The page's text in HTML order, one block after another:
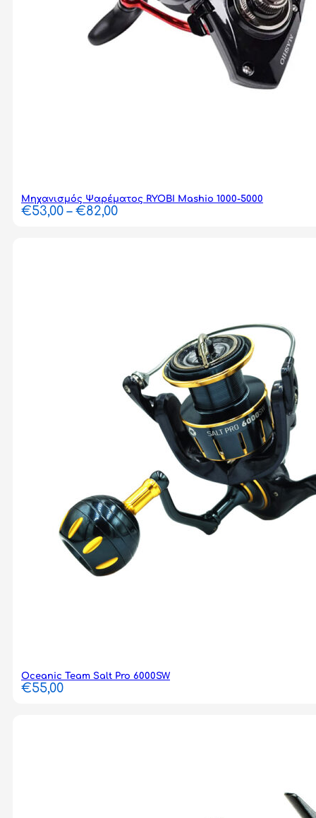
Μηχανισμός Ψαρέματος RYOBI Mashio 1000-5000
€53,00 – €82,00Price
Oceanic Team Salt Pro 6000SW
€55,00